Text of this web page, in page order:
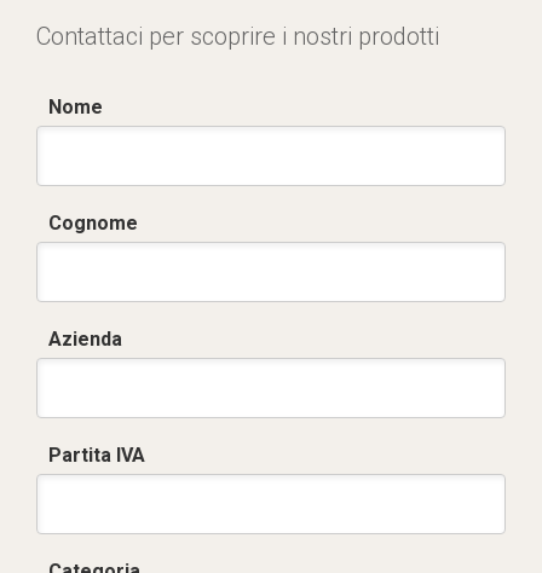
Contattaci per scoprire i nostri prodotti
Nome
Cognome
Azienda
Partita IVA